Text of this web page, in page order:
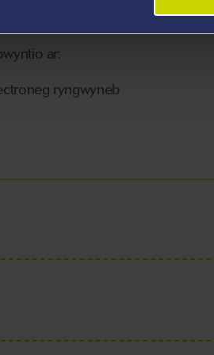
sbectrosgopig.
ar:
ryngwyneb